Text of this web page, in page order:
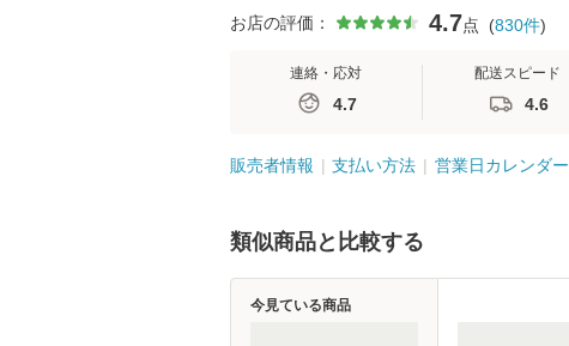
お店の評価： 4.7点 (830件)
連絡・応対
4.7
配送スピード
4.6
販売者情報 支払い方法 営業日カレンダー
類似商品と比較する
今見ている商品